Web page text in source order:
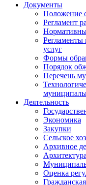
Документы
Положение
Регламент
Регламенты
услуг
Формы
Порядок
Перечень
Деятельность
Экономика
Закупки
Сельское
Архивное
Архитектура
Оценка